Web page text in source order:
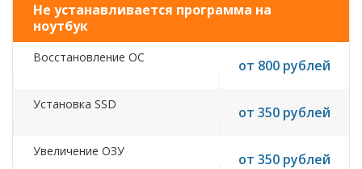
Не устанавливается программа на
ноутбук
Восстановление ОС от 800 рублей
Установка SSD от 350 рублей
Увеличение ОЗУ от 350 рублей